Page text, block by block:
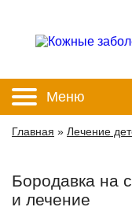
Меню
Главная » Лечение
Бородавка на
и лечение